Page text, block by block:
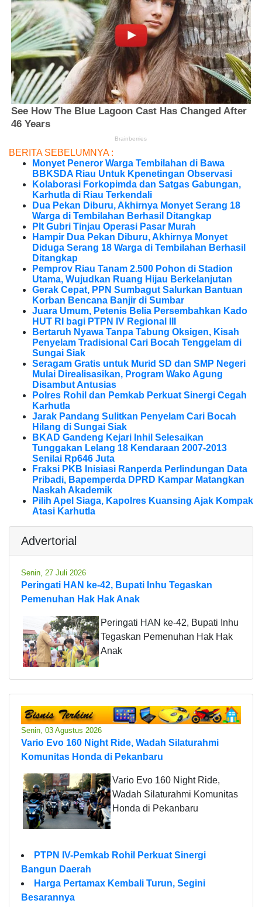
BERITA SEBELUMNYA :
Monyet Peneror Warga Tembilahan di Bawa
BBKSDA Riau Untuk Kpenetingan Observasi
Kolaborasi Forkopimda dan Satgas Gabungan,
Karhutla di Riau Terkendali
Dua Pekan Diburu, Akhirnya Monyet Serang 18
Warga di Tembilahan Berhasil Ditangkap
Plt Gubri Tinjau Operasi Pasar Murah
Hampir Dua Pekan Diburu, Akhirnya Monyet
Diduga Serang 18 Warga di Tembilahan Berhasil
Ditangkap
Pemprov Riau Tanam 2.500 Pohon di Stadion
Utama, Wujudkan Ruang Hijau Berkelanjutan
Gerak Cepat, PPN Sumbagut Salurkan Bantuan
Korban Bencana Banjir di Sumbar
Juara Umum, Petenis Belia Persembahkan Kado
HUT RI bagi PTPN IV Regional III
Bertaruh Nyawa Tanpa Tabung Oksigen, Kisah
Penyelam Tradisional Cari Bocah Tenggelam di
Sungai Siak
Seragam Gratis untuk Murid SD dan SMP Negeri
Mulai Direalisasikan, Program Wako Agung
Disambut Antusias
Polres Rohil dan Pemkab Perkuat Sinergi Cegah
Karhutla
Jarak Pandang Sulitkan Penyelam Cari Bocah
Hilang di Sungai Siak
BKAD Gandeng Kejari Inhil Selesaikan
Tunggakan Lelang 18 Kendaraan 2007-2013
Senilai Rp646 Juta
Fraksi PKB Inisiasi Ranperda Perlindungan Data
Pribadi, Bapemperda DPRD Kampar Matangkan
Naskah Akademik
Pilih Apel Siaga, Kapolres Kuansing Ajak Kompak
Atasi Karhutla
Advertorial
Senin, 27 Juli 2026
Peringati HAN ke-42, Bupati Inhu Tegaskan
Pemenuhan Hak Hak Anak
Peringati HAN ke-42, Bupati Inhu
Tegaskan Pemenuhan Hak Hak
Anak
Senin, 03 Agustus 2026
Vario Evo 160 Night Ride, Wadah Silaturahmi
Komunitas Honda di Pekanbaru
Vario Evo 160 Night Ride,
Wadah Silaturahmi Komunitas
Honda di Pekanbaru
PTPN IV-Pemkab Rohil Perkuat Sinergi
Bangun Daerah
Harga Pertamax Kembali Turun, Segini
Besarannya